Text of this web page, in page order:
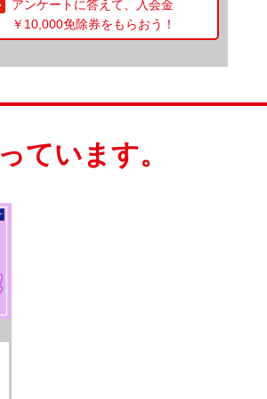
アンケートに答えて、入会金
￥10,000免除券をもらおう！
ています。